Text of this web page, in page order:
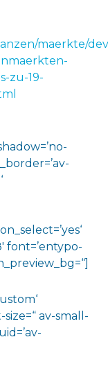
maerkte/
zu-19-
font=’entypo-
av-small-